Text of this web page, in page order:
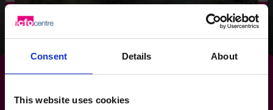
Consent Details About
This website uses cookies